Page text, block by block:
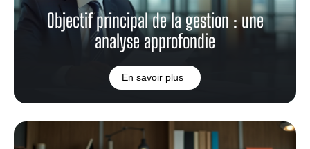
Objectif principal de la gestion : une
analyse approfondie
En savoir plus